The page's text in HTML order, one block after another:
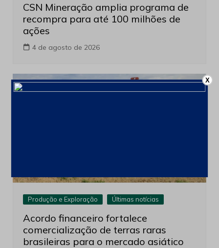
CSN Mineração amplia programa de
recompra para até 100 milhões de
ações
4 de agosto de 2026
Produção e Exploração Últimas notícias
Acordo financeiro fortalece
comercialização de terras raras
brasileiras para o mercado asiático
X